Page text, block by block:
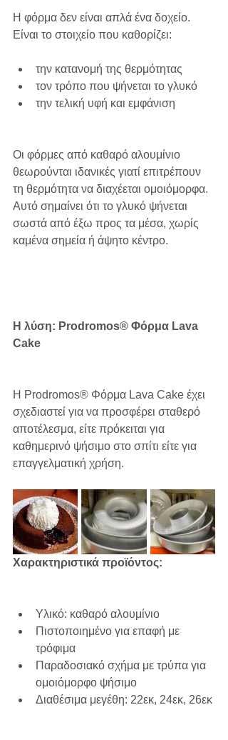
Η φόρμα δεν είναι απλά ένα δοχείο.
Είναι το στοιχείο που καθορίζει:
την κατανομή της θερμότητας
τον τρόπο που ψήνεται το γλυκό
την τελική υφή και εμφάνιση
Οι φόρμες από καθαρό αλουμίνιο
θεωρούνται ιδανικές γιατί επιτρέπουν
τη θερμότητα να διαχέεται ομοιόμορφα.
Αυτό σημαίνει ότι το γλυκό ψήνεται
σωστά από έξω προς τα μέσα, χωρίς
καμένα σημεία ή άψητο κέντρο.
Η λύση: Prodromos® Φόρμα Lava
Cake
Η Prodromos® Φόρμα Lava Cake έχει
σχεδιαστεί για να προσφέρει σταθερό
αποτέλεσμα, είτε πρόκειται για
καθημερινό ψήσιμο στο σπίτι είτε για
επαγγελματική χρήση.
Χαρακτηριστικά προϊόντος:
Υλικό: καθαρό αλουμίνιο
Πιστοποιημένο για επαφή με
τρόφιμα
Παραδοσιακό σχήμα με τρύπα για
ομοιόμορφο ψήσιμο
Διαθέσιμα μεγέθη: 22εκ, 24εκ, 26εκ